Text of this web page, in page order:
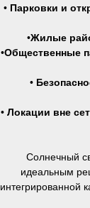
• Парковки и
•Жилые
•Общественные
•
• Локации вне
Солнечный
идеальным
интегрированной